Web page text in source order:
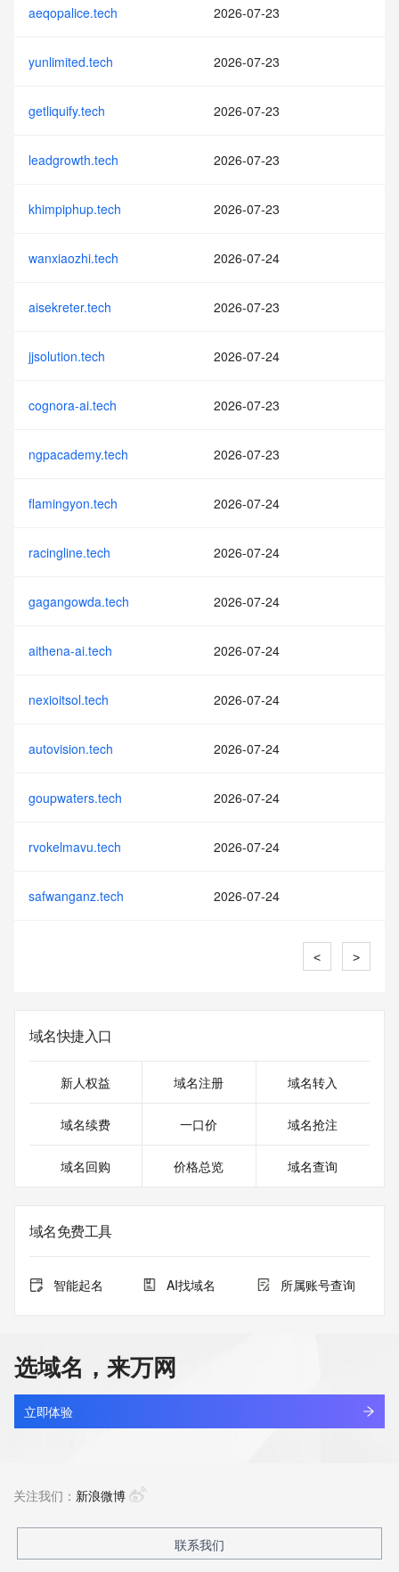
aeqopalice.tech 2026-07-23
yunlimited.tech 2026-07-23
getliquify.tech 2026-07-23
leadgrowth.tech 2026-07-23
khimpiphup.tech 2026-07-23
wanxiaozhi.tech 2026-07-24
aisekreter.tech 2026-07-23
jjsolution.tech 2026-07-24
cognora-ai.tech 2026-07-23
ngpacademy.tech 2026-07-23
flamingyon.tech 2026-07-24
racingline.tech 2026-07-24
gagangowda.tech 2026-07-24
aithena-ai.tech 2026-07-24
nexioitsol.tech 2026-07-24
autovision.tech 2026-07-24
goupwaters.tech 2026-07-24
rvokelmavu.tech 2026-07-24
safwanganz.tech 2026-07-24
< >
域名快捷入口
新人权益 域名注册 域名转入
域名续费 一口价 域名抢注
域名回购 价格总览 域名查询
域名免费工具
智能起名 AI找域名 所属账号查询
选域名，来万网
立即体验
关注我们： 新浪微博
联系我们